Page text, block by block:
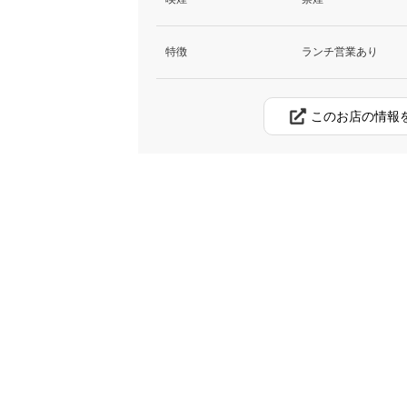
特徴 ランチ営業あり
このお店の情報